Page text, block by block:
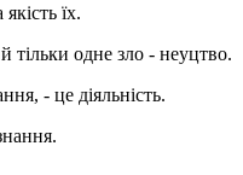
їх.
тільки одне зло - неуцтво.
- це діяльність.